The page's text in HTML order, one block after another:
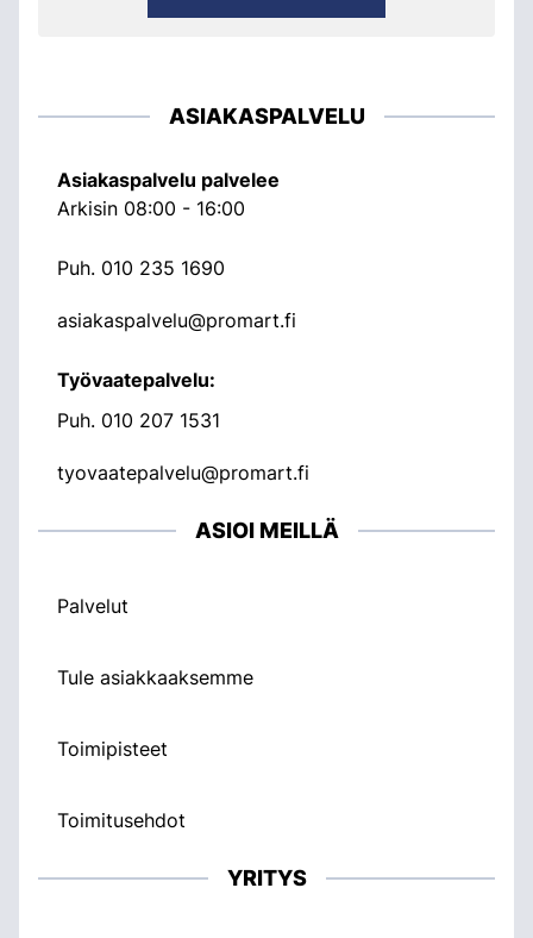
ASIAKASPALVELU
Asiakaspalvelu palvelee
Arkisin 08:00 - 16:00
Puh. 010 235 1690
asiakaspalvelu@promart.fi
Työvaatepalvelu:
Puh. 010 207 1531
tyovaatepalvelu@promart.fi
ASIOI MEILLÄ
Palvelut
Tule asiakkaaksemme
Toimipisteet
Toimitusehdot
YRITYS